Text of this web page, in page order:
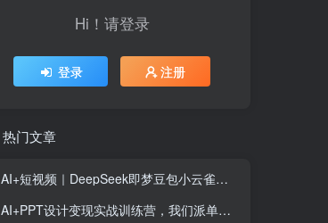
Hi！请登录
登录 注册
热门文章
AI+短视频｜DeepSeek即梦豆包小云雀全工具教学，从账号定位到剪映剪辑，零基础也能快速上手做爆款
AI+PPT设计变现实战训练营，我们派单，让你的才华直接变现，三大核心模块带你构建Al设计x派单变现的完整闭环